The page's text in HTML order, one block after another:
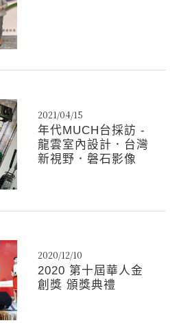
2021/04/15
年代MUCH台採訪 -
龍雲室內設計．台灣
新視野．磐石影像
2020/12/10
2020 第十屆華人金
創獎 頒獎典禮